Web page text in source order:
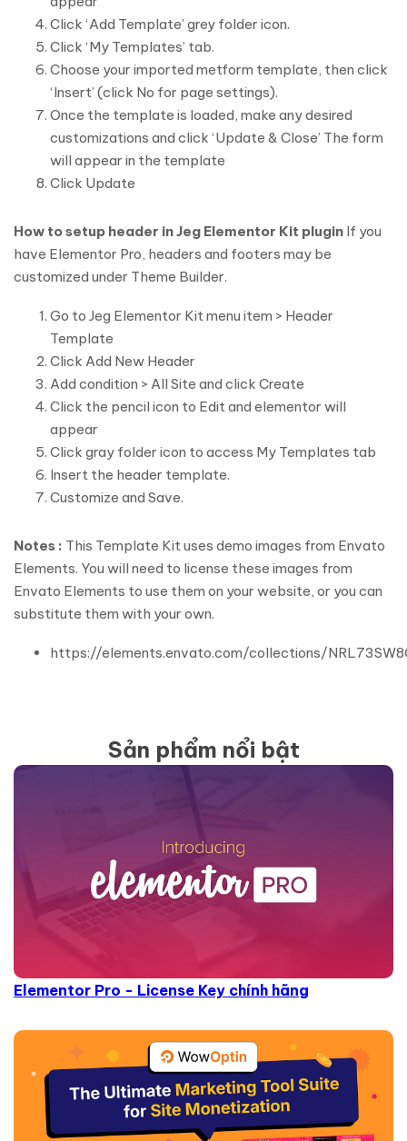
Click ‘Add Template’ grey folder icon.
Click ‘My Templates’ tab.
Choose your imported metform template, then click
‘Insert’ (click No for page settings).
Once the template is loaded, make any desired
customizations and click ‘Update & Close’ The form
will appear in the template
Click Update
How to setup header in Jeg Elementor Kit plugin If you
have Elementor Pro, headers and footers may be
customized under Theme Builder.
Go to Jeg Elementor Kit menu item > Header
Template
Click Add New Header
Add condition > All Site and click Create
Click the pencil icon to Edit and elementor will
appear
Click gray folder icon to access My Templates tab
Insert the header template.
Customize and Save.
Notes : This Template Kit uses demo images from Envato
Elements. You will need to license these images from
Envato Elements to use them on your website, or you can
substitute them with your own.
https://elements.envato.com/collections/
Sản phẩm nổi bật
Elementor Pro - License Key chính hãng